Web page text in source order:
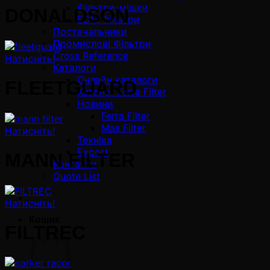
Фільтри-мішки
EDM Фільтри
Постачальники
Промислові Фільтри
Cross Reference
Каталоги
Онлайн каталоги
Каталог Ferra Filter
Новини
Ferra Filter
Mas Filter
Техніка
Export
Контакти
Quote List
DONALDSON
Натисніть!
FLEETGUARD
Натисніть!
MANN FILTER
Натисніть!